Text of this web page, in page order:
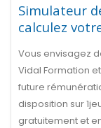
Simulateur
calculez
Vous envisagez
Vidal Formation
future
disposition sur
gratuitement et